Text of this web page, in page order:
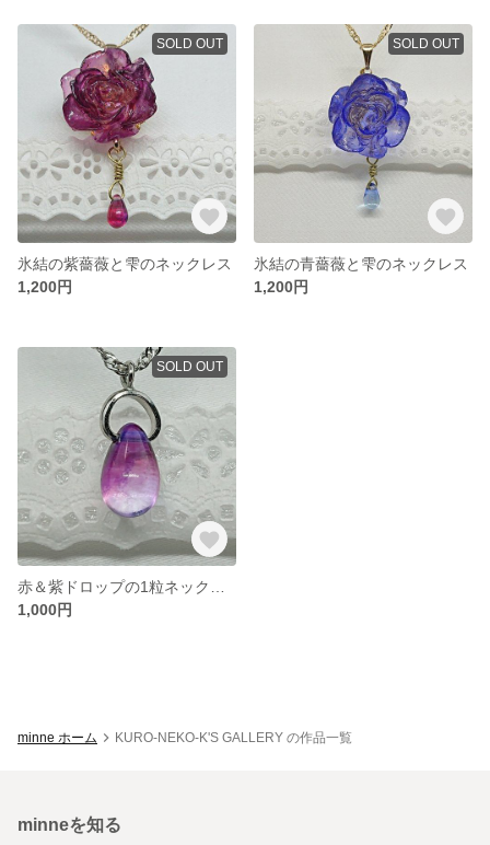
SOLD OUT
氷結の紫薔薇と雫のネックレス
1,200円
SOLD OUT
氷結の青薔薇と雫のネックレス
1,200円
SOLD OUT
1,000円
minne ホーム KURO-NEKO-K'S GALLERY の作品一覧
minneを知る